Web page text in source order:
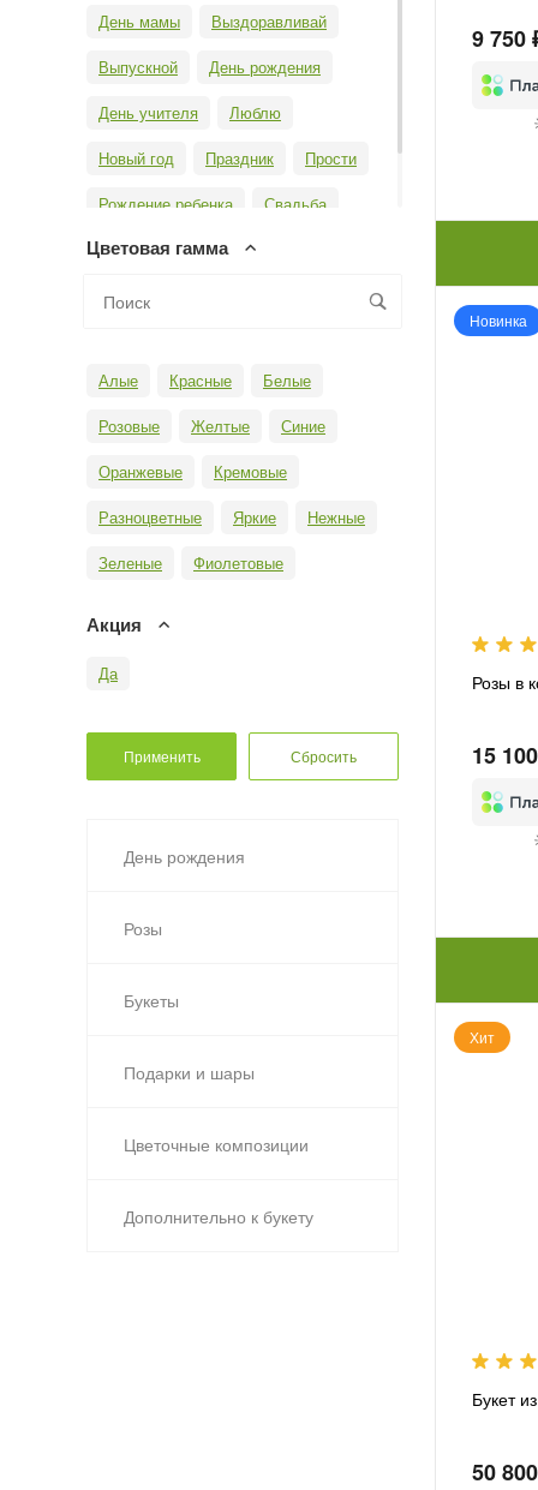
День мамы
Выздоравливай
Выпускной
День рождения
День учителя
Люблю
Новый год
Праздник
Прости
Рождение ребенка
Свадьба
Юбилей
Цветовая гамма
Алые Красные
Белые
Розовые
Желтые
Синие
Оранжевые
Кремовые
Разноцветные
Яркие
Нежные
Зеленые
Фиолетовые
Акция
Да
День рождения
Розы
Букеты
Подарки и шары
Цветочные композиции
Дополнительно к букету
9 750
Новинка
Розы в
15
Хит
Букет
50